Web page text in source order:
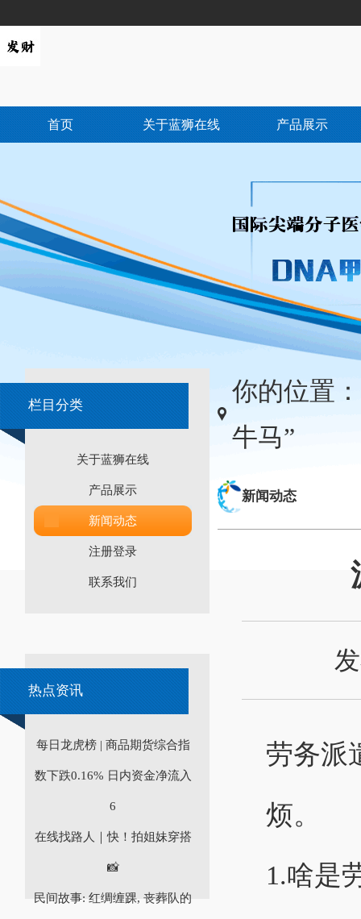
首页 关于蓝狮在线 产品展示
栏目分类
关于蓝狮在线
产品展示
新闻动态
注册登录
联系我们
热点资讯
每日龙虎榜 | 商品期货综合指
数下跌0.16% 日内资金净流入
6
在线找路人｜快！拍姐妹穿搭
📸
民间故事: 红绸缠踝, 丧葬队的
你的位置：
牛马”
新闻动态
劳务派
烦。
1.啥是